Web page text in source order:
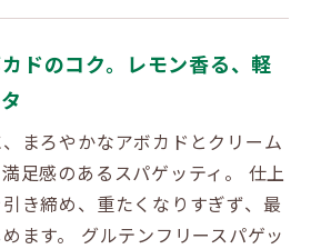
ドのコク。レモン香る、軽
まろやかなアボカドとクリーム
足感のあるスパゲッティ。 仕上
き締め、重たくなりすぎず、最
ます。 グルテンフリースパゲッ